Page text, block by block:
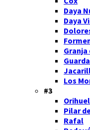
Daya
Daya
Granja
Los
#3
Pilar
Rafal